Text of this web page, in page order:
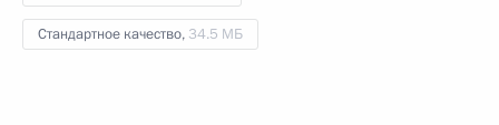
Стандартное качество, 34.5 МБ